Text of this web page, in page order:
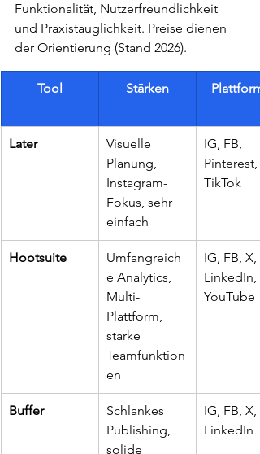
Funktionalität, Nutzerfreundlichkeit
und Praxistauglichkeit. Preise dienen
der Orientierung (Stand 2026).
Tool Stärken
Later
Visuelle
Planung,
Instagram-
Fokus, sehr
einfach
IG, FB,
Pinterest,
TikTok
Hootsuite
Umfangreich
e Analytics,
Multi-
Plattform,
starke
Teamfunktion
en
IG, FB, X,
LinkedIn,
YouTube
Buffer
Schlankes
Publishing,
solide
IG, FB, X,
LinkedIn